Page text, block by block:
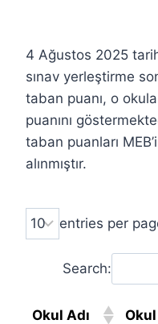
4 Ağustos 2025
sınav yerleştirme
taban puanı, o
puanını
taban puanları
alınmıştır.
entries per
Search:
Okul Adı
Okul